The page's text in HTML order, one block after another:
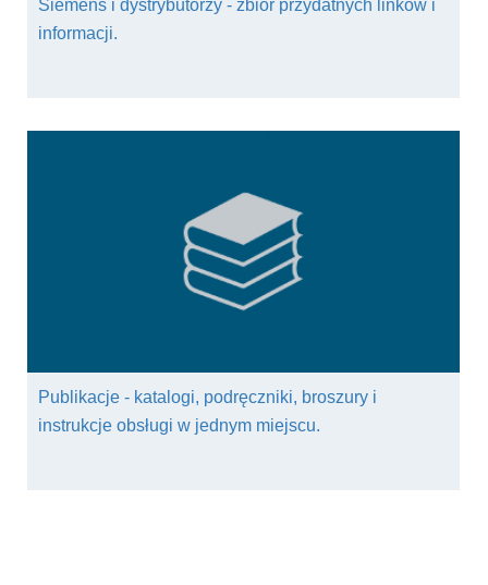
Siemens i dystrybutorzy - zbiór przydatnych linków i
informacji.
Publikacje - katalogi, podręczniki, broszury i
instrukcje obsługi w jednym miejscu.